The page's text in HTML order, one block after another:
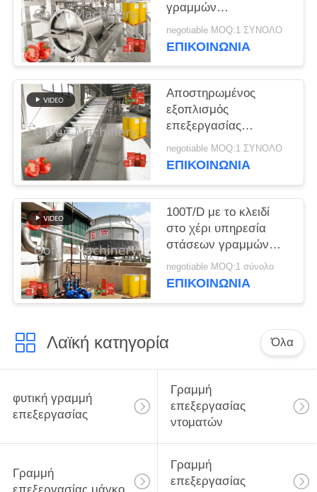
SITEMAP
ΠΟΛΙΤΙΚΉ
ΑΠΟΡΡΉΤΟΥ
γραμμών
επεξεργασίας κέτσαπ
ντοματών SS304
negotiable MOQ:1 ΣΥΝΟΛΟ
ΕΠΙΚΟΙΝΩΝΙΑ
Αποστηρωμένος
εξοπλισμός
επεξεργασίας
τοματοπολτών
τσαντών αυτόματος
negotiable MOQ:1 ΣΥΝΟΛΟ
ΕΠΙΚΟΙΝΩΝΙΑ
100T/D με το κλειδί
στο χέρι υπηρεσία
στάσεων γραμμών
επεξεργασίας
μιγμάτων κέτσαπ
negotiable MOQ:1 σύνολο
ΕΠΙΚΟΙΝΩΝΙΑ
Λαϊκή κατηγορία Όλα
φυτική γραμμή
επεξεργασίας
Γραμμή
επεξεργασίας
ντοματών
Γραμμή
Γραμμή
επεξεργασίας